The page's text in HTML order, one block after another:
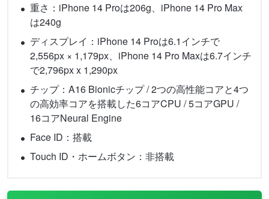
重さ：iPhone 14 Proは206g、iPhone 14 Pro Max
は240g
ディスプレイ：iPhone 14 Proは6.1インチで
2,556px × 1,179px、iPhone 14 Pro Maxは6.7インチ
で2,796px x 1,290px
チップ：A16 Bionicチップ / 2つの高性能コアと4つ
の高効率コアを搭載した6コアCPU / 5コアGPU /
16コアNeural Engine
Face ID：搭載
Touch ID・ホームボタン：非搭載